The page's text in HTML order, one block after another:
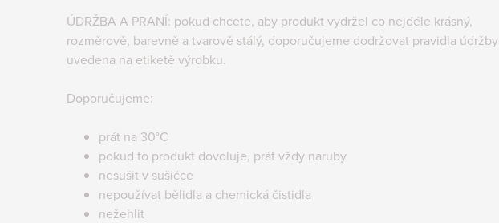
ÚDRŽBA A PRANÍ: pokud chcete, aby produkt vydržel co nejdéle krásný,
rozměrově, barevně a tvarově stálý, doporučujeme dodržovat pravidla údržby
uvedena na etiketě výrobku.
Doporučujeme:
prát na 30°C
pokud to produkt dovoluje, prát vždy naruby
nesušit v sušičce
nepoužívat bělidla a chemická čistidla
nežehlit